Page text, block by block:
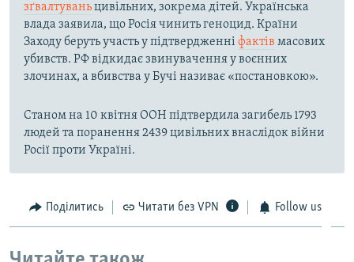
зґвалтуваньцивільних, зокрема дітей. Українська
влада заявила, що Росія чинить геноцид. Країни
Заходу беруть участь у підтвердженні фактів масових
убивств. РФ відкидає звинувачення у воєнних
злочинах, а вбивства у Бучі називає «постановкою».
Станом на 10 квітня ООН підтвердила загибель 1793
людей та поранення 2439 цивільних внаслідок війни
Росії проти Україні.
Поділитись Читати без VPN Follow us